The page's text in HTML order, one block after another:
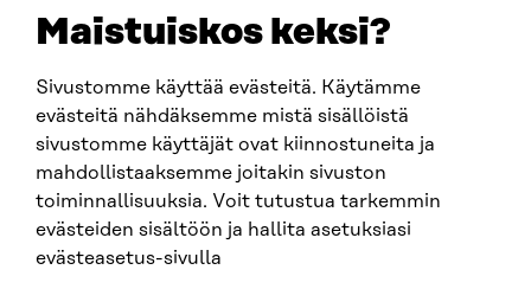
Maistuiskos keksi?
Sivustomme käyttää evästeitä. Käytämme
evästeitä nähdäksemme mistä sisällöistä
sivustomme käyttäjät ovat kiinnostuneita ja
mahdollistaaksemme joitakin sivuston
toiminnallisuuksia. Voit tutustua tarkemmin
evästeiden sisältöön ja hallita asetuksiasi
evästeasetus-sivulla
SITRA SOSIAALISESSA MEDIASSA
LinkedIn
Instagram
YouTube